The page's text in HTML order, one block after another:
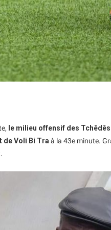
le milieu offensif des Tchêdês
de Voli Bi Traà la 43e minute.